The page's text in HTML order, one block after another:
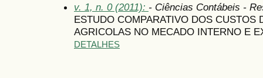
v. 1, n. 0 (2011): - Ciências Contábeis -
ESTUDO COMPARATIVO DOS CUSTOS
AGRICOLAS NO MECADO INTERNO E
DETALHES